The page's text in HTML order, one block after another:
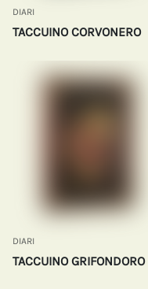
DIARI
TACCUINO CORVONERO
DIARI
TACCUINO GRIFONDORO